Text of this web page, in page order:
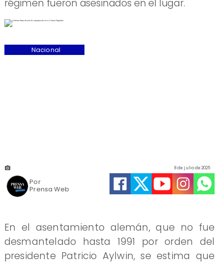
régimen fueron asesinados en el lugar.
Prensa Web
8 de julio de 2025
Nacional
Por
En el asentamiento alemán, que no fue
desmantelado hasta 1991 por orden del
presidente Patricio Aylwin, se estima que